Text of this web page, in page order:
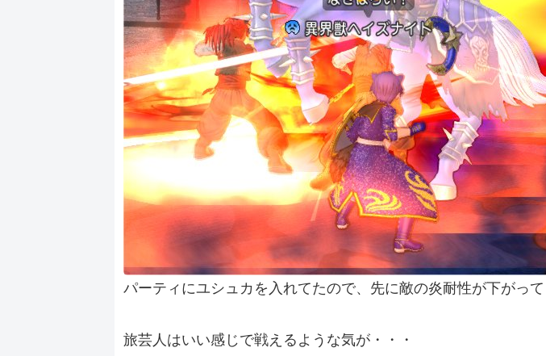
パーティにユシュカを入れてたので、先に敵の炎耐性が下がって
旅芸人はいい感じで戦えるような気が・・・